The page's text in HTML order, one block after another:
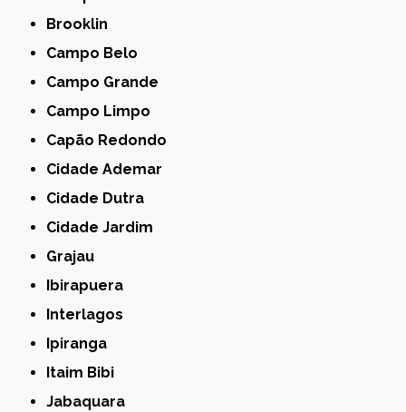
Brooklin
Campo Belo
Campo Grande
Campo Limpo
Capão Redondo
Cidade Ademar
Cidade Dutra
Cidade Jardim
Grajau
Ibirapuera
Interlagos
Ipiranga
Itaim Bibi
Jabaquara